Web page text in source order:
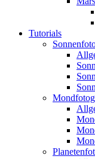
Tutorials